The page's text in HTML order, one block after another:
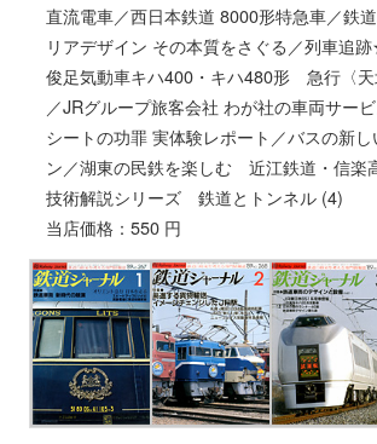
直流電車／西日本鉄道 8000形特急車／鉄
リアデザイン その本質をさぐる／列車追
俊足気動車キハ400・キハ480形 急行〈
／JRグループ旅客会社 わが社の車両サー
シートの功罪 実体験レポート／バスの新
ン／湖東の民鉄を楽しむ 近江鉄道・信楽
技術解説シリーズ 鉄道とトンネル (4)
当店価格：550 円